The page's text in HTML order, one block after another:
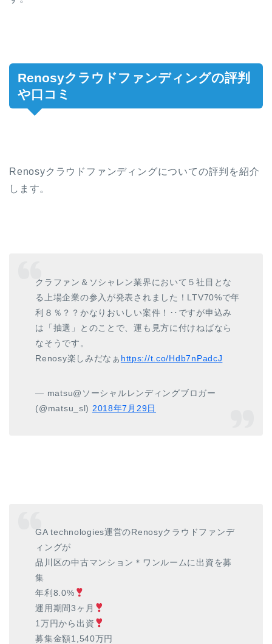
Renosyクラウドファンディングの評判
や口コミ
Renosyクラウドファンディングについての評判を紹介
します。
クラファン＆ソシャレン業界において５社目とな
る上場企業の参入が発表されました！LTV70%で年
利８％？？かなりおいしい案件！‥ですが申込み
は「抽選」とのことで、運も見方に付けねばなら
なそうです。
Renosy楽しみだなぁ https://t.co/Hdb7nPadcJ
— matsu@ソーシャルレンディングブロガー
(@matsu_sl) 2018年7月29日
GA technologies運営のRenosyクラウドファンデ
ィングが
品川区の中古マンション＊ワンルームに出資を募
集
年利8.0%
運用期間3ヶ月
1万円から出資
募集金額1,540万円